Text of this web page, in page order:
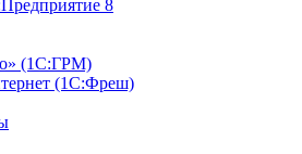
8
(1С:ГРМ)
(1С:Фреш)